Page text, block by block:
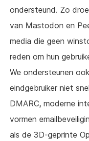
ondersteund. Zo
van Mastodon en
media die geen
reden om hun
We ondersteunen
eindgebruiker niet
DMARC, moderne
vormen
als de 3D-geprinte